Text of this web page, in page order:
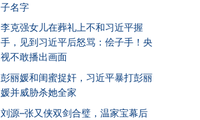
子名字
李克强女儿在葬礼上不和习近平握
手，见到习近平后怒骂：侩子手！央
视不敢播出画面
彭丽媛和闺蜜捉奸，习近平暴打彭丽
媛并威胁杀她全家
刘源–张又侠双剑合璧，温家宝幕后